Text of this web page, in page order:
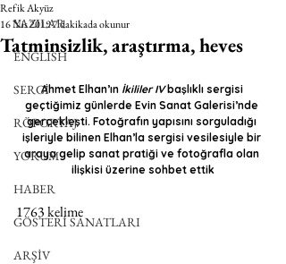
YAZILAR
ENGLISH
SERGİ
RÖPORTAJ
YORUM
HABER
GÖSTERİ SANATLARI
ARŞİV
Tatminsizlik, araştırma, heves
Refik Akyüz
16 Nis 20197 dakikada okunur
Ahmet Elhan’ın İkililer IV başlıklı sergisi
geçtiğimiz günlerde Evin Sanat Galerisi’nde
gerçekleşti. Fotoğrafın yapısını sorguladığı
işleriyle bilinen Elhan’la sergisi vesilesiyle bir
araya gelip sanat pratiği ve fotoğrafla olan
ilişkisi üzerine sohbet ettik
1763 kelime